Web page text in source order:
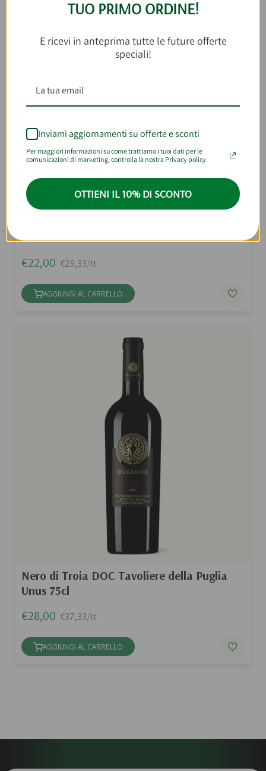
75cl
€22,00 €29,33/lt
AGGIUNGI AL CARRELLO
Nero di Troia DOC Tavoliere della Puglia
Unus 75cl
€28,00 €37,33/lt
AGGIUNGI AL CARRELLO
TUO PRIMO ORDINE!
E ricevi in anteprima tutte le future offerte
speciali!
Inviami aggiornamenti su offerte e sconti
Per maggiori informazioni su come trattiamo i tuoi dati per le
comunicazioni di marketing, controlla la nostra Privacy policy.
OTTIENI IL 10% DI SCONTO